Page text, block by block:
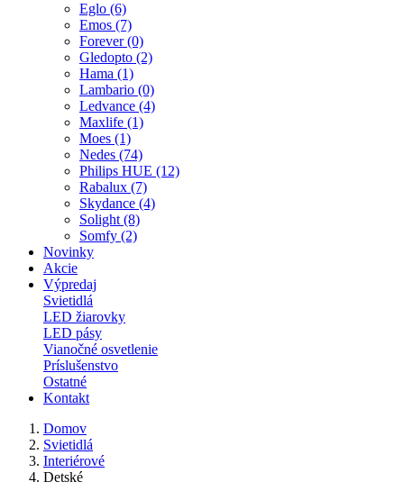
Eglo (6)
Emos (7)
Forever (0)
Gledopto (2)
Hama (1)
Lambario (0)
Ledvance (4)
Maxlife (1)
Moes (1)
Nedes (74)
Philips HUE (12)
Rabalux (7)
Skydance (4)
Solight (8)
Somfy (2)
Novinky
Akcie
Výpredaj
Svietidlá
LED žiarovky
LED pásy
Vianočné osvetlenie
Príslušenstvo
Ostatné
Kontakt
Domov
Svietidlá
Interiérové
Detské